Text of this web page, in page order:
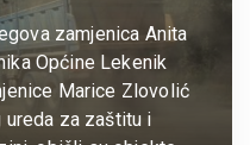
zamjenica Anita
Općine Lekenik
Marice Zlovolić
ureda za zaštitu i